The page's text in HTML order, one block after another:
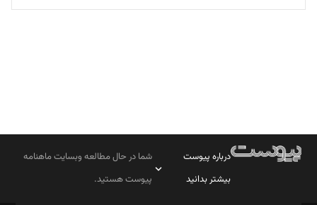
تحریریه
درباره پیوست
بیشتر بدانید
شما در حال مطالعه وبسایت ماهنامه
پیوست هستید.